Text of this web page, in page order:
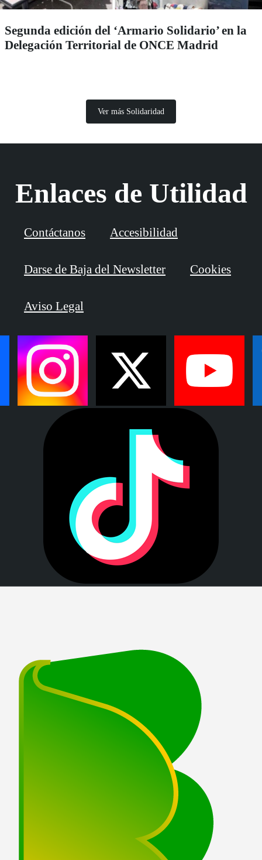
Segunda edición del ‘Armario Solidario’ en la
Delegación Territorial de ONCE Madrid
Ver más Solidaridad
Enlaces de Utilidad
Contáctanos Accesibilidad
Darse de Baja del Newsletter Cookies
Aviso Legal